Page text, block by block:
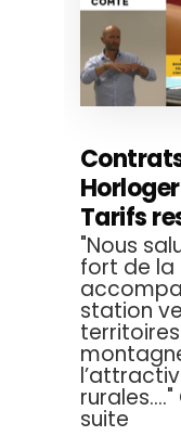
Tarifs
"Nous
fort de la
station
suite